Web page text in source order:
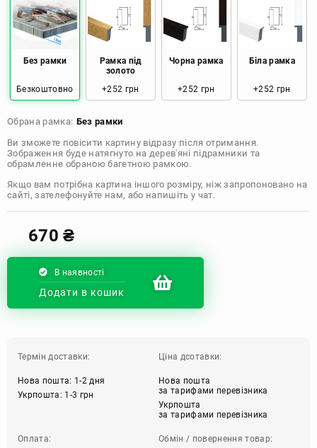
Розмір: 50x50 Ціна: 970 грн
Розмір: 60x60 Ціна: 1290 грн
Розмір: 70x70 Ціна: 1550 грн
Розмір: 80x80 Ціна: 1650 грн
Розмір: 90x90 Ціна: 1800 грн
Розмір: 100x100 Ціна: 2500 грн
Без рамки
Безкоштовно
Рамка під
золото
+252 грн
Чорна рамка
+252 грн
Біла рамка
+252 грн
Обрана рамка: Без рамки
Ви зможете повісити картину відразу після отримання.
Зображення буде натягнуто на дерев'яні підрамники та
обрамленне обраною багетною рамкою.
Якщо вам потрібна картина іншого розміру, ніж запропоновано на
сайті, зателефонуйте нам, або напишіть у чат.
670₴
В наявності
Додати в кошик
Термін доставки:
Нова пошта: 1-2 дня
Укрпошта: 1-3 грн
Ціна дсотавки:
Нова пошта
за тарифами перевізника
Укрпошта
за тарифами перевізника
Оплата: Обмін / повернення товар: